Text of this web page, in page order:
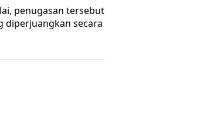
penugasan tersebut
diperjuangkan secara